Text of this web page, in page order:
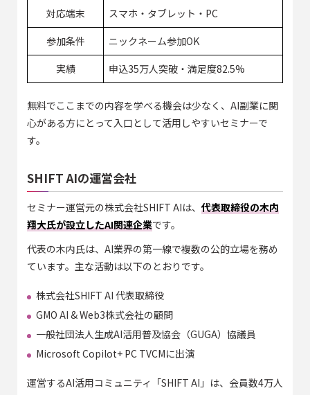
対応端末
スマホ・タブレット・PC
参加条件
ニックネーム参加OK
実績
申込35万人突破・満足度82.5%
無料でここまでの内容を学べる機会は少なく、AI副業に関
心がある方にとって入口として活用しやすいセミナーで
す。
SHIFT AIの運営会社
セミナー運営元の株式会社SHIFT AIは、 代表取締役の木内
翔大氏が設立したAI関連企業です。
代表の木内氏は、AI業界の第一線で複数の公的立場を務め
ています。主な活動は以下のとおりです。
株式会社SHIFT AI 代表取締役
GMO AI & Web3株式会社の顧問
一般社団法人生成AI活用普及協会（GUGA）協議員
Microsoft Copilot+ PC TVCMに出演
運営するAI活用コミュニティ「SHIFT AI」は、会員数4万人